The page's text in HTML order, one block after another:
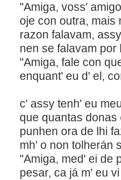
"Amiga, voss'
oje con outra, mais
razon falavam,
nen se falavam por
"Amiga, fale
enquant' eu d' el,
c' assy tenh' eu
que quantas donas
punhen ora de lhi
mh' o non
"Amiga, med' ei de
pesar, ca já m' eu